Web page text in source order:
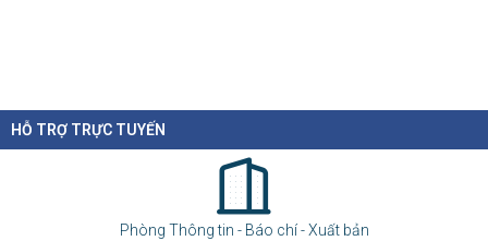
Hàng loạt chính sách mới về vận tải, đấu thầu, đất đai, tín dụng, tài...
HỖ TRỢ TRỰC TUYẾN
Phòng Thông tin - Báo chí - Xuất bản